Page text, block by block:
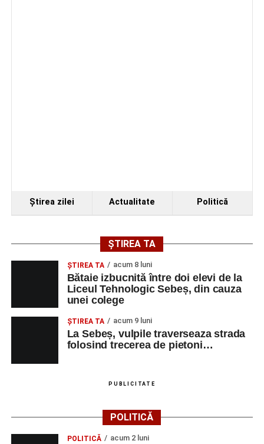
Ştirea zilei Actualitate Politică
ȘTIREA TA
ŞTIREA TA acum 8 luni
Bătaie izbucnită între doi elevi de la
Liceul Tehnologic Sebeș, din cauza
unei colege
ŞTIREA TA acum 9 luni
La Sebeș, vulpile traverseaza strada
folosind trecerea de pietoni…
PUBLICITATE
POLITICĂ
POLITICĂ acum 2 luni